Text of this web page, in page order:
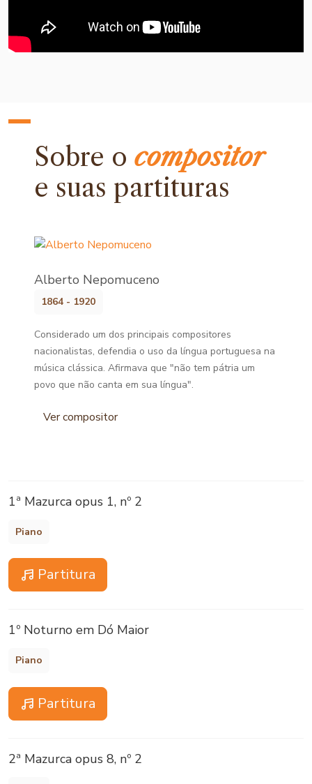
Sobre ocompositor
e suas partituras
Alberto Nepomuceno
1864 - 1920
Considerado um dos principais compositores
nacionalistas, defendia o uso da língua portuguesa na
música clássica. Afirmava que "não tem pátria um
povo que não canta em sua língua".
Ver compositor
1ª Mazurca opus 1, nº 2
Piano
Partitura
1º Noturno em Dó Maior
Piano
Partitura
2ª Mazurca opus 8, nº 2